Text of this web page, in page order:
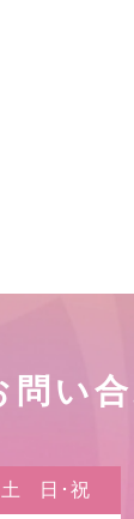
問い
土 日･祝